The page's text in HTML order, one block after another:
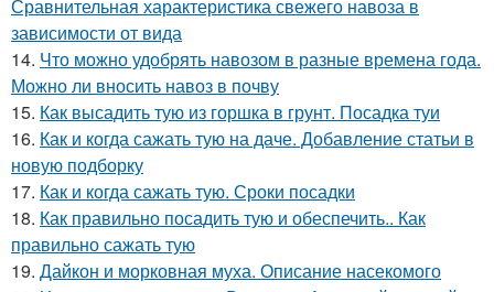
Сравнительная характеристика свежего навоза в
зависимости от вида
14. Что можно удобрять навозом в разные времена года.
Можно ли вносить навоз в почву
15. Как высадить тую из горшка в грунт. Посадка туи
16. Как и когда сажать тую на даче. Добавление статьи в
новую подборку
17. Как и когда сажать тую. Сроки посадки
18. Как правильно посадить тую и обеспечить.. Как
правильно сажать тую
19. Дайкон и морковная муха. Описание насекомого